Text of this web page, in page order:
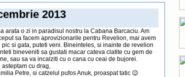
2013
arata o zi in paradisul nostru la Cabana Barcaciu. Am
sa facem aprovizionarile pentru Revelion, mai avem
pic si gata, puteti veni. Bineinteles, si inainte de revelion
bineveniti sa gustati macar cateva clatite cu gem de
sau sa va incalziti cu o cana cu ceai de bujorei.
asteptam cu drag,
Petre, si catzelul pufos Anuk, proaspat tatic 😉